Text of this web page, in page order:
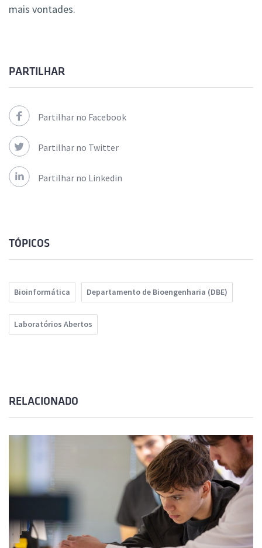
mais vontades.
PARTILHAR
Partilhar no Facebook
Partilhar no Twitter
Partilhar no Linkedin
TÓPICOS
Bioinformática Departamento de Bioengenharia (DBE)
Laboratórios Abertos
RELACIONADO